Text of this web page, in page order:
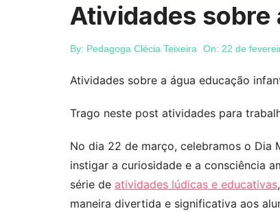
Atividades sobre
By: Pedagoga Clécia Teixeira On: 22 de
Atividades sobre a água educação
Trago neste post atividades para
No dia 22 de março, celebramos o Dia
instigar a curiosidade e a consciência
série de atividades lúdicas e educativas
maneira divertida e significativa aos